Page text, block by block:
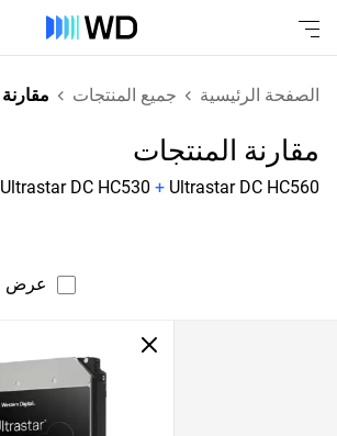
الصفحة الرئيسية جميع المنتجات
مقارنة المنتجات
Ultrastar DC HC530 + Ultrastar DC HC560
عرض